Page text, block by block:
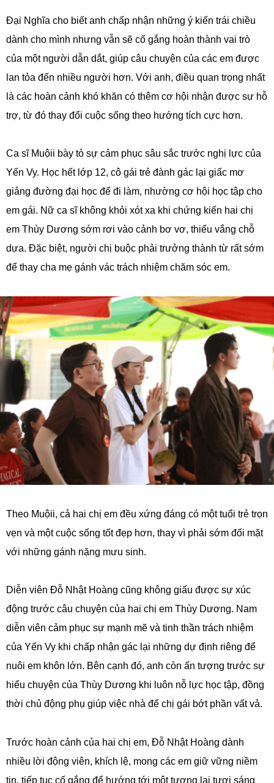
Đại Nghĩa cho biết anh chấp nhận những ý kiến trái chiều
dành cho mình nhưng vẫn sẽ cố gắng hoàn thành vai trò
của một người dẫn dắt, giúp câu chuyện của các em được
lan tỏa đến nhiều người hơn. Với anh, điều quan trọng nhất
là các hoàn cảnh khó khăn có thêm cơ hội nhận được sự hỗ
trợ, từ đó thay đổi cuộc sống theo hướng tích cực hơn.
Ca sĩ Muộii bày tỏ sự cảm phục sâu sắc trước nghị lực của
Yến Vy. Học hết lớp 12, cô gái trẻ đành gác lại giấc mơ
giảng đường đại học để đi làm, nhường cơ hội học tập cho
em gái. Nữ ca sĩ không khỏi xót xa khi chứng kiến hai chị
em Thùy Dương sớm rơi vào cảnh bơ vơ, thiếu vắng chỗ
dựa. Đặc biệt, người chị buộc phải trưởng thành từ rất sớm
để thay cha mẹ gánh vác trách nhiệm chăm sóc em.
Theo Muộii, cả hai chị em đều xứng đáng có một tuổi trẻ trọn
vẹn và một cuộc sống tốt đẹp hơn, thay vì phải sớm đối mặt
với những gánh nặng mưu sinh.
Diễn viên Đỗ Nhật Hoàng cũng không giấu được sự xúc
động trước câu chuyện của hai chị em Thùy Dương. Nam
diễn viên cảm phục sự mạnh mẽ và tinh thần trách nhiệm
của Yến Vy khi chấp nhận gác lại những dự định riêng để
nuôi em khôn lớn. Bên cạnh đó, anh còn ấn tượng trước sự
hiểu chuyện của Thùy Dương khi luôn nỗ lực học tập, đồng
thời chủ động phụ giúp việc nhà để chị gái bớt phần vất vả.
Trước hoàn cảnh của hai chị em, Đỗ Nhật Hoàng dành
nhiều lời động viên, khích lệ, mong các em giữ vững niềm
tin, tiếp tục cố gắng để hướng tới một tương lai tươi sáng